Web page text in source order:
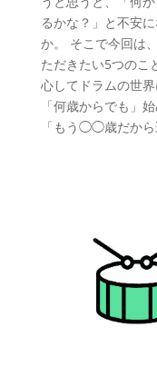
るかな？」と不安
か。 そこで今回は
ただきたい5つのこ
心してドラムの世
「何歳からでも」
「もう◯◯歳だか